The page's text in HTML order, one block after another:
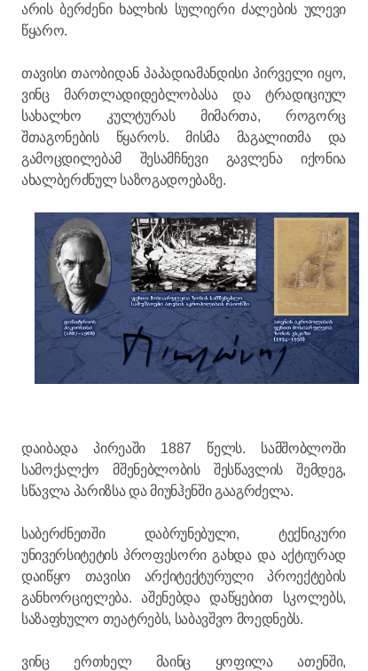
არის ბერძენი ხალხის სულიერი ძალების ულევი
წყარო.
თავისი თაობიდან პაპადიამანდისი პირველი იყო,
ვინც მართლადიდებლობასა და ტრადიციულ
სახალხო კულტურას მიმართა, როგორც
შთაგონების წყაროს. მისმა მაგალითმა და
გამოცდილებამ შესამჩნევი გავლენა იქონია
ახალბერძნულ საზოგადოებაზე.
დაიბადა პირეაში 1887 წელს. სამშობლოში
სამოქალქო მშენებლობის შესწავლის შემდეგ,
სწავლა პარიზსა და მიუნჰენში გააგრძელა.
საბერძნეთში დაბრუნებული, ტექნიკური
უნივერსიტეტის პროფესორი გახდა და აქტიურად
დაიწყო თავისი არქიტექტურული პროექტების
განხორციელება. აშენებდა დაწყებით სკოლებს,
საზაფხულო თეატრებს, საბავშვო მოედნებს.
ვინც ერთხელ მაინც ყოფილა ათენში,